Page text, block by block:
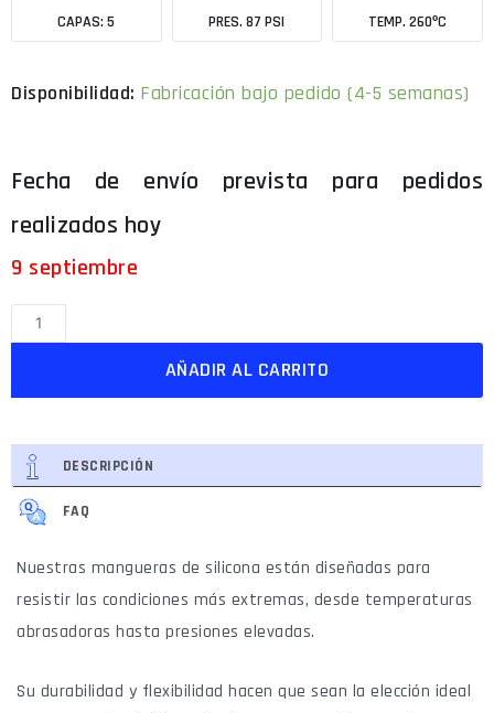
CAPAS: 5 PRES. 87 PSI TEMP. 260ºC
Fabricación bajo pedido (4-5 semanas)
9 septiembre
AÑADIR AL CARRITO
DESCRIPCIÓN
FAQ
Nuestras mangueras de silicona están diseñadas para
resistir las condiciones más extremas, desde temperaturas
abrasadoras hasta presiones elevadas.
Su durabilidad y flexibilidad hacen que sean la elección ideal